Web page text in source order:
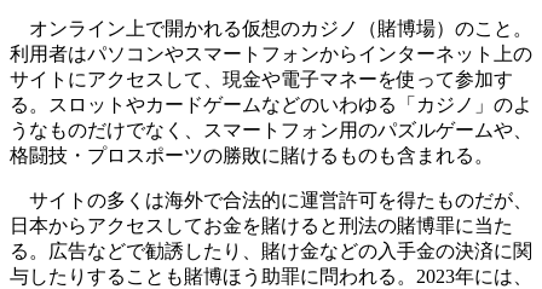
オンライン上で開かれる仮想のカジノ（賭博場）のこと。
利用者はパソコンやスマートフォンからインターネット上の
サイトにアクセスして、現金や電子マネーを使って参加す
る。スロットやカードゲームなどのいわゆる「カジノ」のよ
うなものだけでなく、スマートフォン用のパズルゲームや、
格闘技・プロスポーツの勝敗に賭けるものも含まれる。
サイトの多くは海外で合法的に運営許可を得たものだが、
日本からアクセスしてお金を賭けると刑法の賭博罪に当た
る。広告などで勧誘したり、賭け金などの入手金の決済に関
与したりすることも賭博ほう助罪に問われる。2023年には、